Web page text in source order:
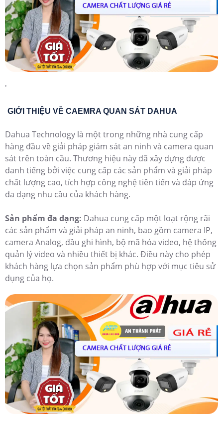
'
GIỚI THIỆU VỀ CAEMRA QUAN SÁT DAHUA
Dahua Technology là một trong những nhà cung cấp
hàng đầu về giải pháp giám sát an ninh và camera quan
sát trên toàn cầu. Thương hiệu này đã xây dựng được
danh tiếng bởi việc cung cấp các sản phẩm và giải pháp
chất lượng cao, tích hợp công nghệ tiên tiến và đáp ứng
đa dạng nhu cầu của khách hàng.
Sản phẩm đa dạng: Dahua cung cấp một loạt rộng rãi
các sản phẩm và giải pháp an ninh, bao gồm camera IP,
camera Analog, đầu ghi hình, bộ mã hóa video, hệ thống
quản lý video và nhiều thiết bị khác. Điều này cho phép
khách hàng lựa chọn sản phẩm phù hợp với mục tiêu sử
dụng của họ.